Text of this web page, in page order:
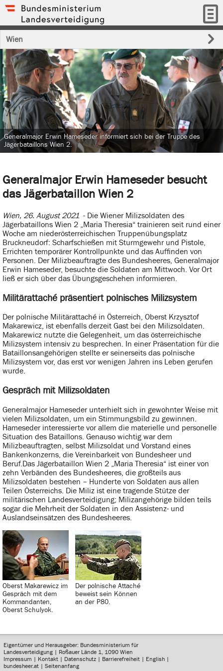
Wien
Generalmajor Erwin Hameseder besucht
das Jägerbataillon Wien 2
Wien, 26. August 2021 - Die Wiener Milizsoldaten des
Jägerbataillons Wien 2 „Maria Theresia“ trainieren seit rund einer
Woche am niederösterreichischen Truppenübungsplatz
Bruckneudorf: Scharfschießen mit Sturmgewehr und Pistole,
Errichten temporärer Kontrollpunkte und das Auffinden von
Personen. Der Milizbeauftragte des Bundesheeres, Generalmajor
Erwin Hameseder, besuchte die Soldaten am Mittwoch. Vor Ort
ließ er sich über das Übungsgeschehen informieren.
Militärattaché präsentiert polnisches Milizsystem
Der polnische Militärattaché in Österreich, Oberst Krzysztof
Makarewicz, ist ebenfalls derzeit Gast bei den Milizsoldaten.
Makarewicz nutzte die Gelegenheit, um das österreichische
Milizsystem intensiv zu besprechen. In einer Präsentation für die
Bataillonsangehörigen stellte er seinerseits das polnische
Milizsystem vor, das erst vor wenigen Jahren ins Leben gerufen
wurde.
Gespräch mit Milizsoldaten
Generalmajor Hameseder unterhielt sich in gewohnter Weise mit
vielen Milizsoldaten, um ein Stimmungsbild zu gewinnen.
Hameseder interessierte vor allem die materielle und personelle
Situation des Bataillons. Genauso wichtig war dem
Milizbeauftragten, selbst Milizsoldat und Vorstand eines
Bankenkonzerns, die Vereinbarkeit von Bundesheer und
Beruf.Das Jägerbataillon Wien 2 „Maria Theresia“ ist einer von
zehn Verbänden des Bundesheeres, die großteils aus
Milizsoldaten bestehen – Hunderte von Soldaten aus allen
Teilen Österreichs. Die Miliz ist eine tragende Stütze der
militärischen Landesverteidigung; Milizangehörige bilden teils
sogar die Mehrheit der Soldaten in den Assistenz- und
Auslandseinsätzen des Bundesheeres.
Generalmajor Erwin Hameseder informiert sich bei der Truppe des
Jägerbataillons Wien 2.
Oberst Makarewicz im
Gespräch mit dem
Kommandanten,
Oberst Schulyok.
Der polnische Attaché
beweist sein Können
an der P80.
Eigentümer und Herausgeber: Bundesministerium für
Landesverteidigung | Roßauer Lände 1, 1090 Wien
Impressum | Kontakt | Datenschutz | Barrierefreiheit | English |
bundesheer.at |Seitenanfang